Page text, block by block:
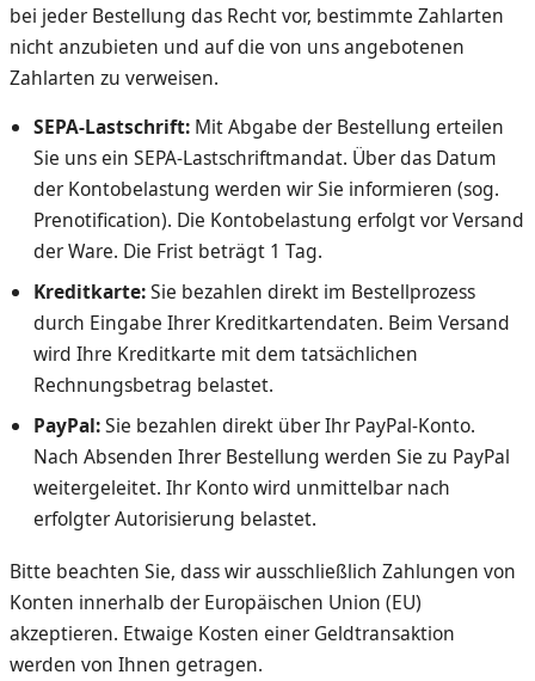
bei jeder Bestellung das Recht vor, bestimmte Zahlarten
nicht anzubieten und auf die von uns angebotenen
Zahlarten zu verweisen.
SEPA-Lastschrift: Mit Abgabe der Bestellung erteilen
Sie uns ein SEPA-Lastschriftmandat. Über das Datum
der Kontobelastung werden wir Sie informieren (sog.
Prenotification). Die Kontobelastung erfolgt vor Versand
der Ware. Die Frist beträgt 1 Tag.
Kreditkarte:Sie bezahlen direkt im Bestellprozess
durch Eingabe Ihrer Kreditkartendaten. Beim Versand
wird Ihre Kreditkarte mit dem tatsächlichen
Rechnungsbetrag belastet.
PayPal:Sie bezahlen direkt über Ihr PayPal-Konto.
Nach Absenden Ihrer Bestellung werden Sie zu PayPal
weitergeleitet. Ihr Konto wird unmittelbar nach
erfolgter Autorisierung belastet.
Bitte beachten Sie, dass wir ausschließlich Zahlungen von
Konten innerhalb der Europäischen Union (EU)
akzeptieren. Etwaige Kosten einer Geldtransaktion
werden von Ihnen getragen.